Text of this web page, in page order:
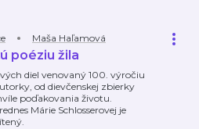
Maša Haľamová
poéziu žila
diel venovaný 100. výročiu
od dievčenskej zbierky
poďakovania životu.
Márie Schlosserovej je